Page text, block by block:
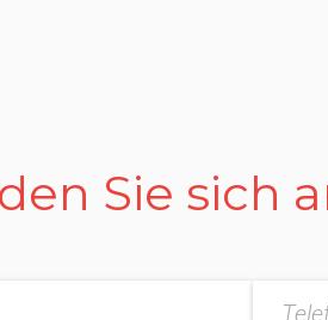
Sie sich